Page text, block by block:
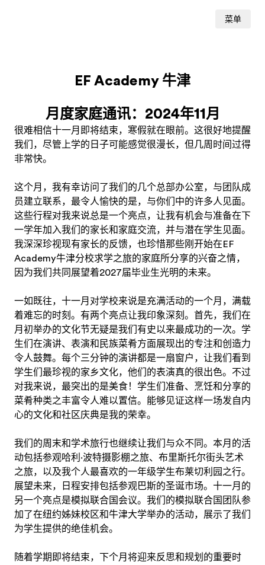
菜单
EF Academy 牛津
月度家庭通讯：2024年11月
很难相信十一月即将结束，寒假就在眼前。这很好地提醒
我们，尽管上学的日子可能感觉很漫长，但几周时间过得
非常快。
这个月，我有幸访问了我们的几个总部办公室，与团队成
员建立联系，最令人愉快的是，与你们中的许多人见面。
这些行程对我来说总是一个亮点，让我有机会与准备在下
一学年加入我们的家长和家庭交流，并与潜在学生见面。
我深深珍视现有家长的反馈，也珍惜那些刚开始在EF
Academy牛津分校求学之旅的家庭所分享的兴奋之情，
因为我们共同展望着2027届毕业生光明的未来。
一如既往，十一月对学校来说是充满活动的一个月，满载
着难忘的时刻。有两个亮点让我印象深刻。首先，我们在
月初举办的文化节无疑是我们有史以来最成功的一次。学
生们在演讲、表演和民族菜肴方面展现出的专注和创造力
令人鼓舞。每个三分钟的演讲都是一扇窗户，让我们看到
学生们最珍视的家乡文化，他们的表演真的很出色。不过
对我来说，最突出的是美食！学生们准备、烹饪和分享的
菜肴种类之丰富令人难以置信。能够见证这样一场发自内
心的文化和社区庆典是我的荣幸。
我们的周末和学术旅行也继续让我们与众不同。本月的活
动包括参观哈利·波特摄影棚之旅、布里斯托尔街头艺术
之旅，以及我个人最喜欢的一年级学生布莱切利园之行。
展望未来，日程安排包括参观巴斯的圣诞市场。十一月的
另一个亮点是模拟联合国会议。我们的模拟联合国团队参
加了在纽约姊妹校区和牛津大学举办的活动，展示了我们
为学生提供的绝佳机会。
随着学期即将结束，下个月将迎来反思和规划的重要时